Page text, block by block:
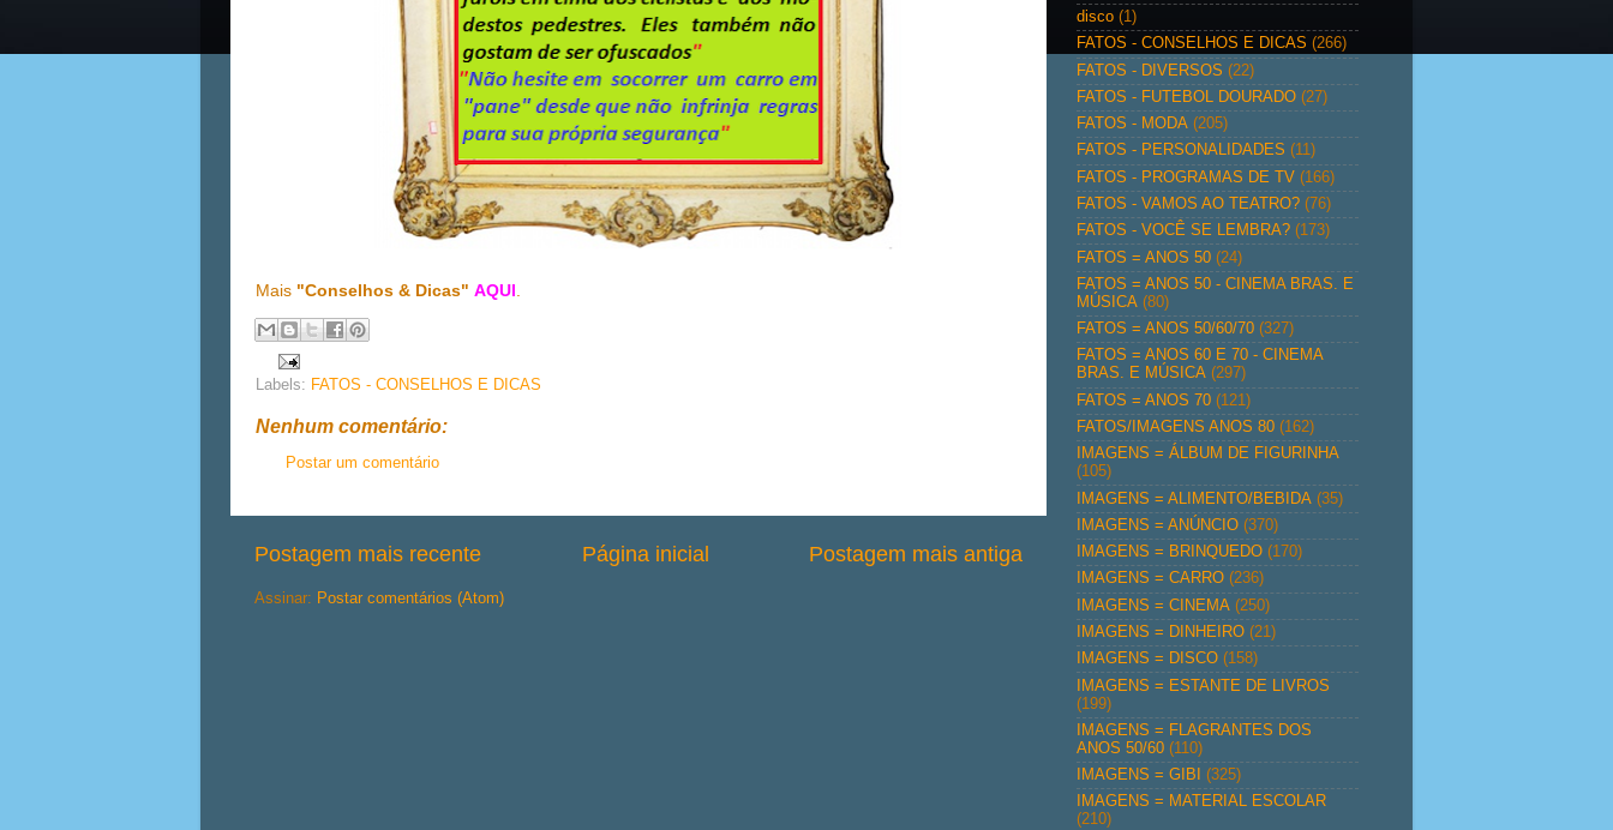
Mais "Conselhos & Dicas" AQUI.
Labels: FATOS - CONSELHOS E DICAS
Nenhum comentário:
Postar um comentário
Postagem mais recente Postagem mais antiga
Página inicial
Assinar: Postar comentários (Atom)
disco (1)
FATOS - CONSELHOS E DICAS (266)
FATOS - DIVERSOS (22)
FATOS - FUTEBOL DOURADO (27)
FATOS - MODA (205)
FATOS - PERSONALIDADES (11)
FATOS - PROGRAMAS DE TV (166)
FATOS - VAMOS AO TEATRO? (76)
FATOS - VOCÊ SE LEMBRA? (173)
FATOS = ANOS 50 (24)
FATOS = ANOS 50 - CINEMA BRAS. E
MÚSICA (80)
FATOS = ANOS 50/60/70 (327)
FATOS = ANOS 60 E 70 - CINEMA
BRAS. E MÚSICA (297)
FATOS = ANOS 70 (121)
FATOS/IMAGENS ANOS 80 (162)
IMAGENS = ÁLBUM DE FIGURINHA
(105)
IMAGENS = ALIMENTO/BEBIDA (35)
IMAGENS = ANÚNCIO (370)
IMAGENS = BRINQUEDO (170)
IMAGENS = CARRO (236)
IMAGENS = CINEMA (250)
IMAGENS = DINHEIRO (21)
IMAGENS = DISCO (158)
IMAGENS = ESTANTE DE LIVROS
(199)
IMAGENS = FLAGRANTES DOS
ANOS 50/60 (110)
IMAGENS = GIBI
(325)
IMAGENS = MATERIAL ESCOLAR
(210)